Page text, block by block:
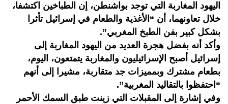
اليهود المغاربة التي توجد بواشنطن، إن الطباخين اكتشفا،
خلال تعاونهما، أن “الأغذية والطعام في إسرائيل تأثرا
بشكل كبير بفن الطبخ المغربي”.
وأكد أنه بفضل هجرة العديد من اليهود المغاربة إلى
إسرائيل أصبح الإسرائيليون والمغاربة يتمتعون، اليوم،
بطعام مشترك وبمميزات جد متقاربة، مشيرا إلى أنهم
“احتفظوا بالتقاليد المغربية”.
وفي إشارة إلى المقبلات التي زينت طبق السمك الأحمر